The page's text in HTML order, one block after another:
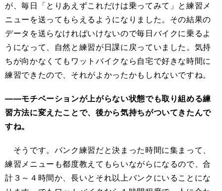
が、毎日「とりあえずこれだけは乗ってみて」と練習メ
ニューを送ってもらえるようになりました。その結果の
データを送らなければいけないので毎日バイクに乗るよ
うになって、自然と練習が日課に戻っていました。気持
ちが向かなくてもワットバイクなら自宅で好きな時間に
練習できたので、それがよかったかもしれないですね。
――モチベーションが上がらない状態でも取り組める練
習方法に変えたことで、後から気持ちがついてきたんで
すね。
そうです。バンク練習だと決まった時間に集まって、
練習メニューも都度教えてもらいながらになるので、合
計３～４時間か、長いとそれ以上バンクにいることにな